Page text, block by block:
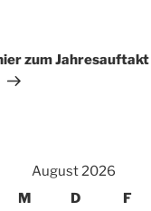
zum Jahresauftakt
August 2026
M D F